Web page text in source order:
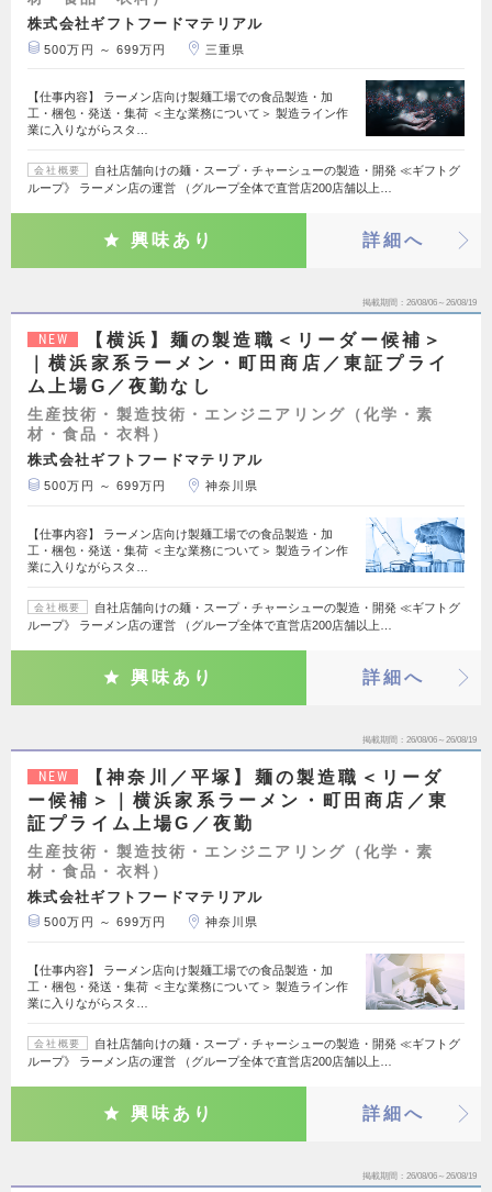
株式会社ギフトフードマテリアル
500万円 ～ 699万円 三重県
【仕事内容】 ラーメン店向け製麺工場での食品製造・加
工・梱包・発送・集荷 ＜主な業務について＞ 製造ライン作
業に入りながらスタ…
会社概要
自社店舗向けの麺・スープ・チャーシューの製造・開発 ≪ギフトグ
ループ》 ラーメン店の運営 （グループ全体で直営店200店舗以上…
興味あり 詳細へ
掲載期間 26/08/06～26/08/19
NEW
【横浜】麺の製造職＜リーダー候補＞
｜横浜家系ラーメン・町田商店／東証プライ
ム上場G／夜勤なし
生産技術・製造技術・エンジニアリング（化学・素
材・食品・衣料）
株式会社ギフトフードマテリアル
500万円 ～ 699万円 神奈川県
【仕事内容】 ラーメン店向け製麺工場での食品製造・加
工・梱包・発送・集荷 ＜主な業務について＞ 製造ライン作
業に入りながらスタ…
会社概要
自社店舗向けの麺・スープ・チャーシューの製造・開発 ≪ギフトグ
ループ》 ラーメン店の運営 （グループ全体で直営店200店舗以上…
興味あり 詳細へ
掲載期間 26/08/06～26/08/19
NEW
【神奈川／平塚】麺の製造職＜リーダ
ー候補＞｜横浜家系ラーメン・町田商店／東
証プライム上場G／夜勤
生産技術・製造技術・エンジニアリング（化学・素
材・食品・衣料）
株式会社ギフトフードマテリアル
500万円 ～ 699万円 神奈川県
【仕事内容】 ラーメン店向け製麺工場での食品製造・加
工・梱包・発送・集荷 ＜主な業務について＞ 製造ライン作
業に入りながらスタ…
会社概要
自社店舗向けの麺・スープ・チャーシューの製造・開発 ≪ギフトグ
ループ》 ラーメン店の運営 （グループ全体で直営店200店舗以上…
興味あり 詳細へ
掲載期間 26/08/06～26/08/19